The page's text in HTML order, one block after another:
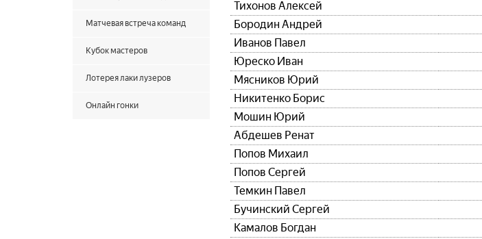
Матчевая встреча команд
Кубок мастеров
Лотерея лаки лузеров
Онлайн гонки
Тихонов Алексей
Бородин Андрей
Иванов Павел
Юреско Иван
Мясников Юрий
Никитенко Борис
Мошин Юрий
Абдешев Ренат
Попов Михаил
Попов Сергей
Темкин Павел
Бучинский Сергей
Камалов Богдан